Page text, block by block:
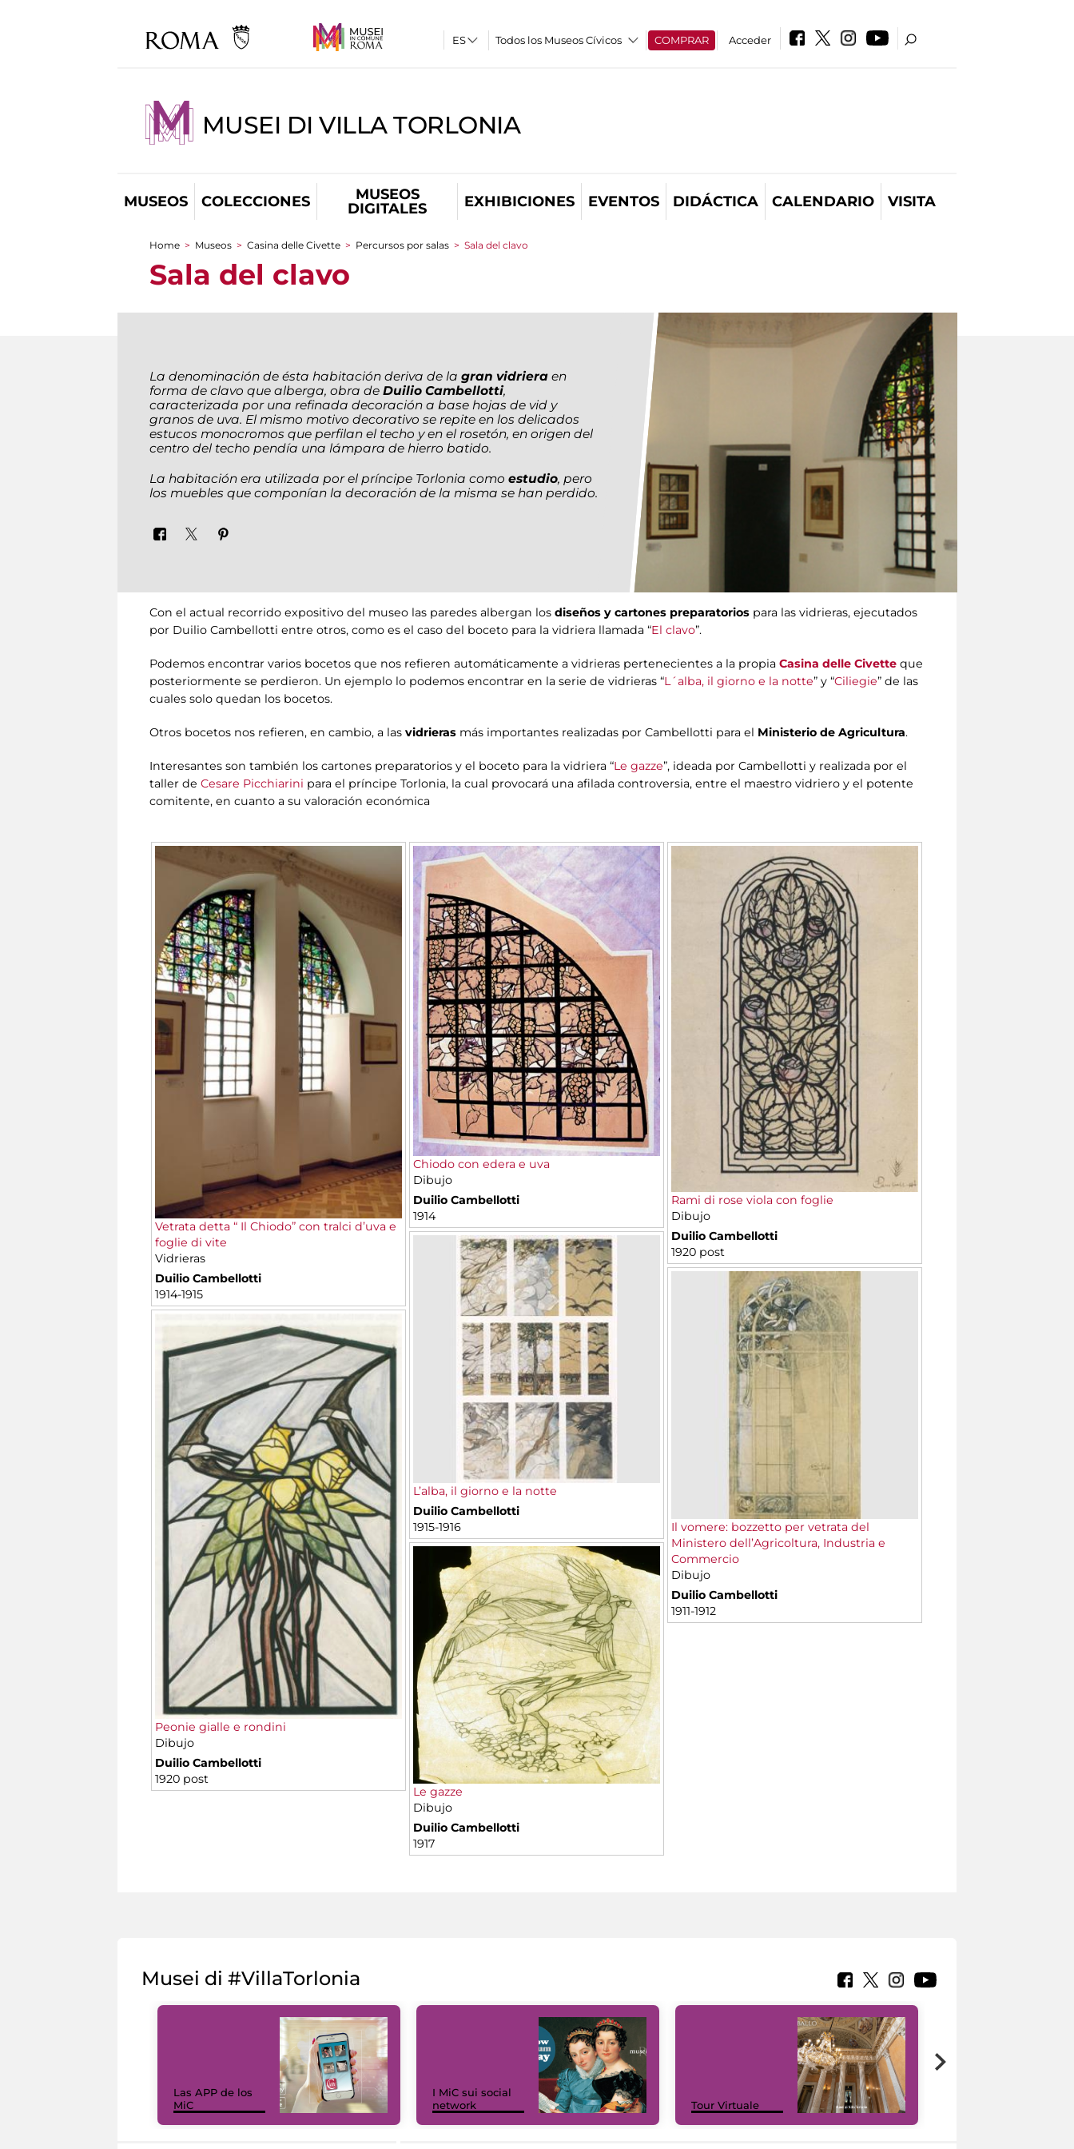
Todos los Museos Cívicos COMPRAR Acceder
MUSEI DI VILLA TORLONIA
MUSEOS COLECCIONES
MUSEOS
DIGITALES
EXHIBICIONES EVENTOS DIDÁCTICA CALENDARIO VISITA
You are here
Home > Museos > Casina delle Civette > Percursos por salas > Sala del clavo
Sala del clavo
La denominación de ésta habitación deriva de la gran vidriera en
forma de clavo que alberga, obra de Duilio Cambellotti,
caracterizada por una refinada decoración a base hojas de vid y
granos de uva. El mismo motivo decorativo se repite en los delicados
estucos monocromos que perfilan el techo y en el rosetón, en origen del
centro del techo pendía una lámpara de hierro batido.
La habitación era utilizada por el príncipe Torlonia como estudio, pero
los muebles que componían la decoración de la misma se han perdido.
Con el actual recorrido expositivo del museo las paredes albergan los diseños y cartones preparatorios para las vidrieras, ejecutados
por Duilio Cambellotti entre otros, como es el caso del boceto para la vidriera llamada “El clavo”.
Podemos encontrar varios bocetos que nos refieren automáticamente a vidrieras pertenecientes a la propia Casina delle Civette que
posteriormente se perdieron. Un ejemplo lo podemos encontrar en la serie de vidrieras “L´alba, il giorno e la notte” y “Ciliegie” de las
cuales solo quedan los bocetos.
Otros bocetos nos refieren, en cambio, a las vidrieras más importantes realizadas por Cambellotti para el Ministerio de Agricultura.
Interesantes son también los cartones preparatorios y el boceto para la vidriera “Le gazze”, ideada por Cambellotti y realizada por el
taller de Cesare Picchiarini para el príncipe Torlonia, la cual provocará una afilada controversia, entre el maestro vidriero y el potente
comitente, en cuanto a su valoración económica
Vetrata detta “ Il Chiodo” con tralci d’uva e
foglie di vite
Vidrieras
Duilio Cambellotti
1914-1915
Chiodo con edera e uva
Dibujo
Duilio Cambellotti
1914
Rami di rose viola con foglie
Dibujo
Duilio Cambellotti
1920 post
L’alba, il giorno e la notte
Duilio Cambellotti
1915-1916
Il vomere: bozzetto per vetrata del
Ministero dell’Agricoltura, Industria e
Commercio
Dibujo
Duilio Cambellotti
1911-1912
Peonie gialle e rondini
Dibujo
Duilio Cambellotti
1920 post
Le gazze
Dibujo
Duilio Cambellotti
1917
Musei di #VillaTorlonia
Las APP de los
MiC
I MiC sui social
network
Tour Virtuale